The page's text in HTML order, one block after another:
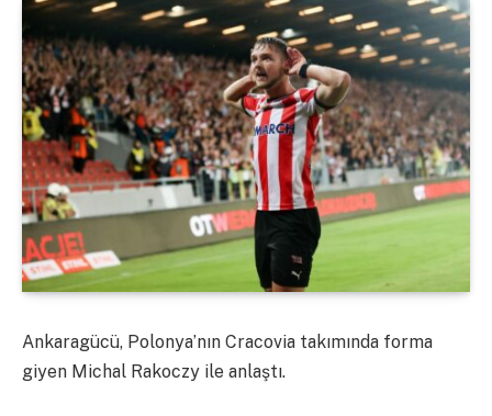
Ankaragücü, Polonya’nın Cracovia takımında forma
giyen Michal Rakoczy ile anlaştı.